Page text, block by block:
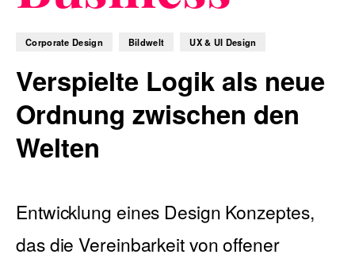
Nachhaltigkeit
f_LAB
Corporate Design Bildwelt UX & UI Design
Verspielte Logik als neue
Ordnung zwischen den
Welten
Entwicklung eines Design Konzeptes,
das die Vereinbarkeit von offener